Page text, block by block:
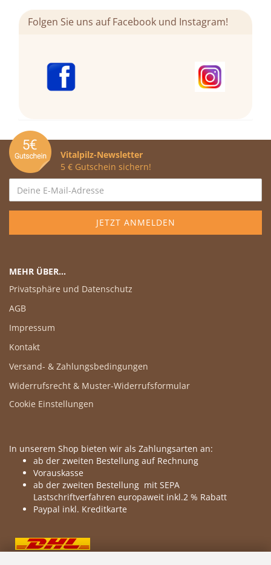
Folgen Sie uns auf Facebook und Instagram!
Vitalpilz-Newsletter
5 € Gutschein sichern!
MEHR ÜBER...
Privatsphäre und Datenschutz
AGB
Impressum
Kontakt
Versand- & Zahlungsbedingungen
Widerrufsrecht & Muster-Widerrufsformular
Cookie Einstellungen
In unserem Shop bieten wir als Zahlungsarten an:
ab der zweiten Bestellung auf Rechnung
Vorauskasse
ab der zweiten Bestellung mit SEPA
Lastschriftverfahren europaweit inkl.2 % Rabatt
Paypal inkl. Kreditkarte